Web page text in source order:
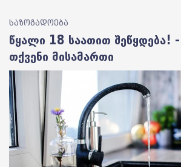
საზოგადოება
წყალი 18 საათით შეწყდება!
თქვენი მისამართი